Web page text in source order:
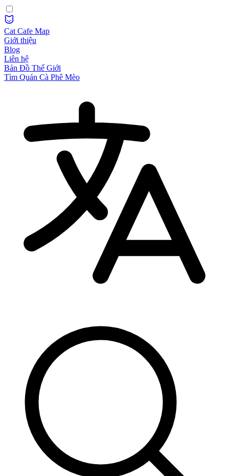
Cat Cafe Map
Giới thiệu
Blog
Liên hệ
Bản Đồ Thế Giới
Tìm Quán Cà Phê Mèo